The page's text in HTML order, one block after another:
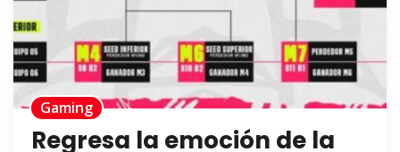
Gaming
Regresa la emoción de la